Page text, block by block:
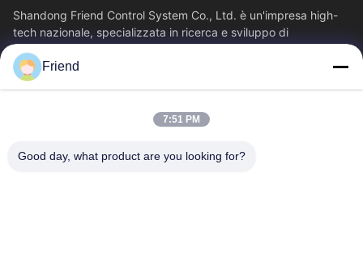
Shandong Friend Control System Co., Ltd. è un'impresa high-
tech nazionale, specializzata in ricerca e sviluppo di
strumentazione, produzione e...
Collegamenti Rapidi
Chi Siamo
Fatory Tour
Controllo Di Qualità
Friend
7:51 PM
Good day, what product are you looking for?